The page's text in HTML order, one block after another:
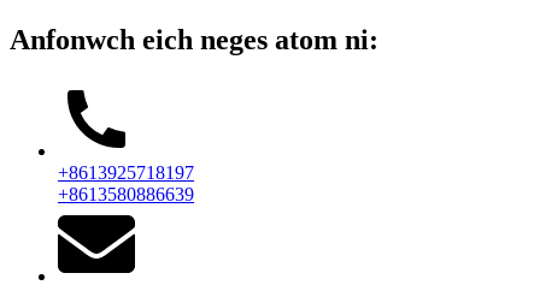
Anfonwch eich neges atom ni:
+8613925718197
+8613580886639